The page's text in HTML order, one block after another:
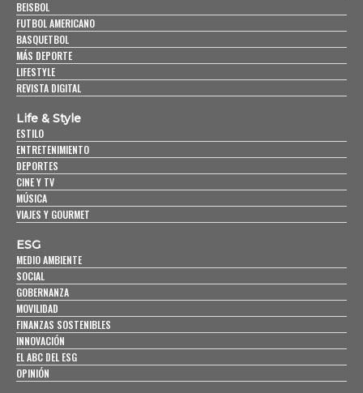
BEISBOL
FUTBOL AMERICANO
BASQUETBOL
MÁS DEPORTE
LIFESTYLE
REVISTA DIGITAL
Life & Style
ESTILO
ENTRETENIMIENTO
DEPORTES
CINE Y TV
MÚSICA
VIAJES Y GOURMET
ESG
MEDIO AMBIENTE
SOCIAL
GOBERNANZA
MOVILIDAD
FINANZAS SOSTENIBLES
INNOVACIÓN
EL ABC DEL ESG
OPINIÓN